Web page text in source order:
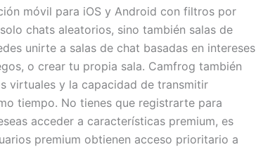
móvil para iOS y Android con filtros por
chats aleatorios, sino también salas de
unirte a salas de chat basadas en intereses
o crear tu propia sala. Camfrog también
virtuales y la capacidad de transmitir
tiempo. No tienes que registrarte para
acceder a características premium, es
premium obtienen acceso prioritario a